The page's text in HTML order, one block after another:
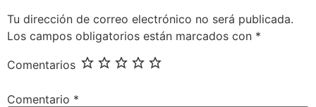
Tu dirección de correo electrónico no será publicada.
Los campos obligatorios están marcados con *
Comentarios
Comentario *